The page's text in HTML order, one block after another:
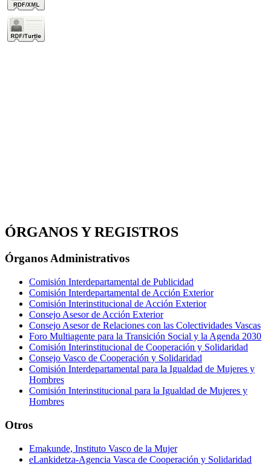
ÓRGANOS Y REGISTROS
Órganos Administrativos
Comisión Interdepartamental de Publicidad
Comisión Interdepartamental de Acción Exterior
Comisión Interinstitucional de Acción Exterior
Consejo Asesor de Acción Exterior
Consejo Asesor de Relaciones con las Colectividades Vascas
Foro Multiagente para la Transición Social y la Agenda 2030
Comisión Interinstitucional de Cooperación y Solidaridad
Consejo Vasco de Cooperación y Solidaridad
Comisión Interdepartamental para la Igualdad de Mujeres y
Hombres
Comisión Interinstitucional para la Igualdad de Mujeres y
Hombres
Otros
Emakunde, Instituto Vasco de la Mujer
eLankidetza-Agencia Vasca de Cooperación y Solidaridad